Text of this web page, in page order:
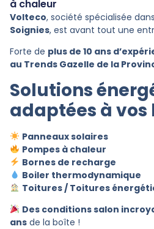
à chaleur
Volteco, société spécialisée
Soignies, est avant tout une
Forte de plus de 10 ans
au Trends Gazelle de la
Solutions
adaptées à vos
Panneaux solaires
Pompes à chaleur
Bornes de recharge
Boiler thermodynamique
Toitures / Toitures
Des conditions salon
ans de la boîte !